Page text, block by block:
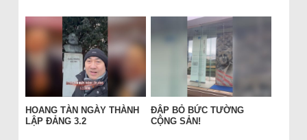
HOANG TÀN NGÀY THÀNH
LẬP ĐẢNG 3.2
ĐẬP BỎ BỨC TƯỜNG
CỘNG SẢN!